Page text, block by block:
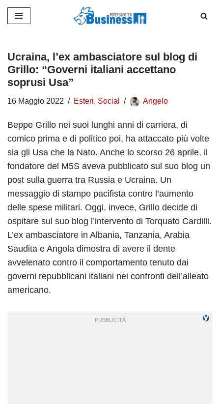
contenuto
Ucraina, l’ex ambasciatore sul blog di
Grillo: “Governi italiani accettano
soprusi Usa”
16 Maggio 2022 Esteri, Social Angelo
Beppe Grillo nei suoi lunghi anni di carriera, di
comico prima e di politico poi, ha attaccato più volte
sia gli Usa che la Nato. Anche lo scorso 26 aprile, il
fondatore del M5S aveva pubblicato sul suo blog un
post sulla guerra tra Russia e Ucraina. Un
messaggio di stampo pacifista contro l’aumento
delle spese militari. Oggi, invece, Grillo decide di
ospitare sul suo blog l’intervento di Torquato Cardilli.
L’ex ambasciatore in Albania, Tanzania, Arabia
Saudita e Angola dimostra di avere il dente
avvelenato contro il comportamento tenuto dai
governi repubblicani italiani nei confronti dell’alleato
americano.